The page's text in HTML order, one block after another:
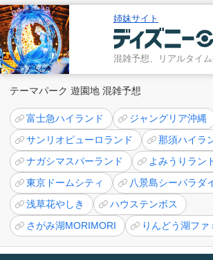
姉妹サイト
混雑予想、リアルタイ
テーマパーク 遊園地 混雑予想
富士急ハイランド
ジャングリア沖縄
サンリオピューロランド
那須ハイラ
ナガシマスパーランド
よみうりラン
東京ドームシティ
八景島シーパラダ
浅草花やしき
ハウステンボス
さがみ湖MORIMORI
りんどう湖フ